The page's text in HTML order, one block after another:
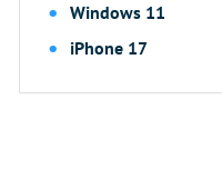
Windows 11
iPhone 17